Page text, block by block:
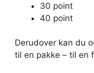
30 point
40 point
Derudover kan du
til en pakke – til en